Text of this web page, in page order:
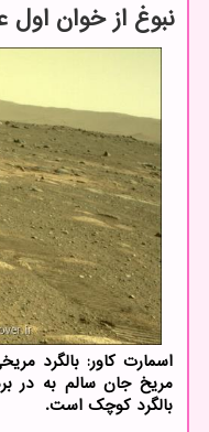
نبوغ از خوان اول
مریخ جان سالم به در
بالگرد کوچک است.